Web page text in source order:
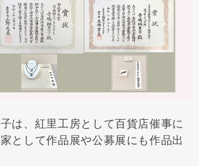
は、紅里工房として百貨店催事に
として作品展や公募展にも作品出